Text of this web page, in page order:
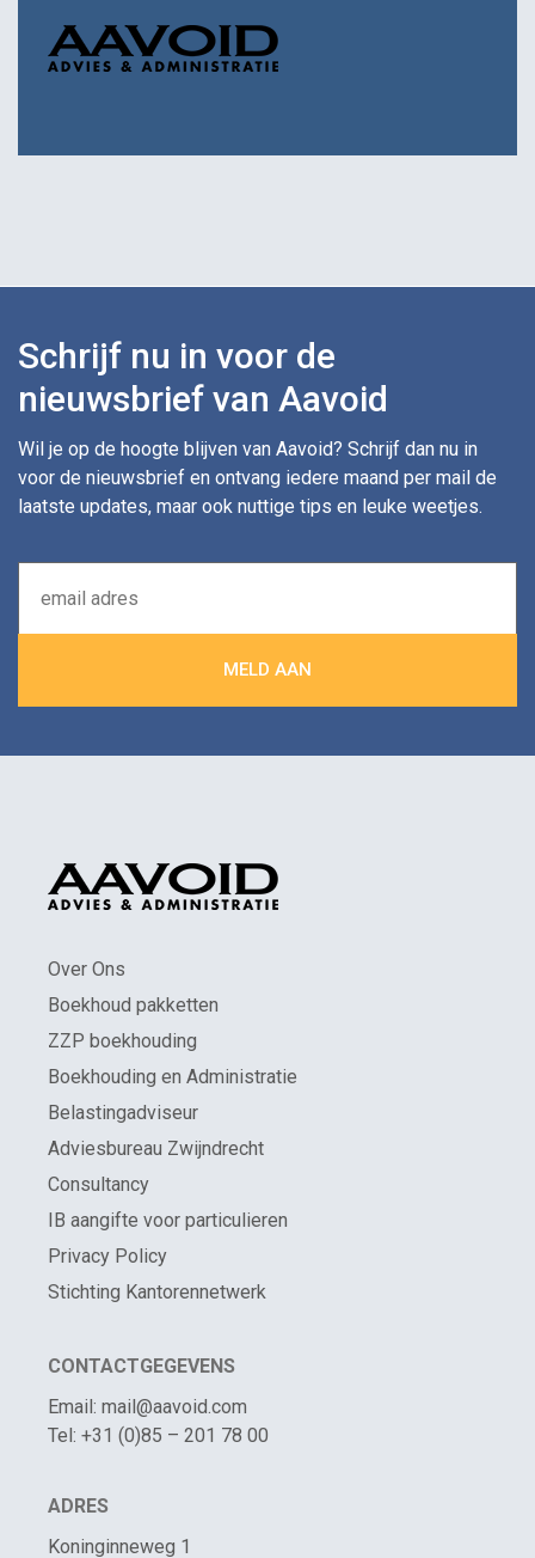
Schrijf nu in voor de
nieuwsbrief van Aavoid
Wil je op de hoogte blijven van Aavoid? Schrijf dan nu in
voor de nieuwsbrief en ontvang iedere maand per mail de
laatste updates, maar ook nuttige tips en leuke weetjes.
Over Ons
Boekhoud pakketten
ZZP boekhouding
Boekhouding en Administratie
Belastingadviseur
Adviesbureau Zwijndrecht
Consultancy
IB aangifte voor particulieren
Privacy Policy
Stichting Kantorennetwerk
CONTACTGEGEVENS
Email: mail@aavoid.com
Tel: +31 (0)85 – 201 78 00
ADRES
Koninginneweg 1